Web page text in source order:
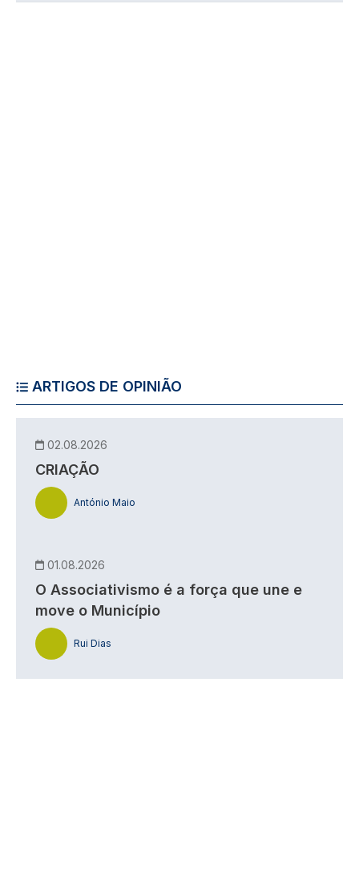
ARTIGOS DE OPINIÃO
02.08.2026
CRIAÇÃO
António Maio
01.08.2026
O Associativismo é a força que une e
move o Município
Rui Dias